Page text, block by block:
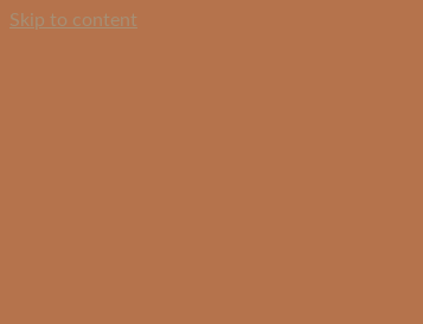
Skip to content